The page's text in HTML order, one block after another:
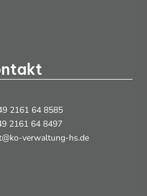
2161 64 8585
2161 64 8497
verwaltung-hs.de